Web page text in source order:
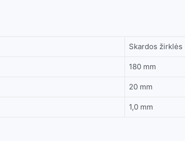
Skardos žirklės
180 mm
20 mm
1,0 mm